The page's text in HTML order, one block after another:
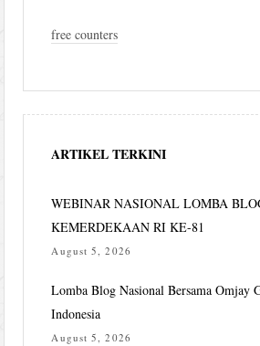
free counters
ARTIKEL TERKINI
WEBINAR NASIONAL LOMBA
KEMERDEKAAN RI KE-81
August 5, 2026
Lomba Blog Nasional Bersama Omjay
Indonesia
August 5, 2026